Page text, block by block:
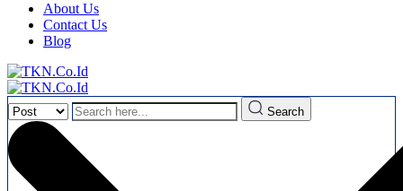
About Us
Contact Us
Blog
Search